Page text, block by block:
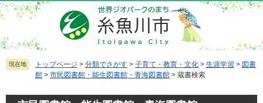
ペ
ー
ジ
の
先
メ
ニ
ュ
ー
を現在地 トップページ > 分類でさがす > 子育て・教育・文化 > 生涯学習 > 図書
館 > 市民図書館・能生図書館・青海図書館 > 蔵書検索